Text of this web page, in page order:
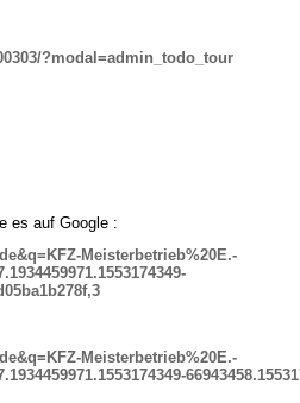
?modal=admin_todo_tour
es auf Google :
Meisterbetrieb%20E.-
Meisterbetrieb%20E.-